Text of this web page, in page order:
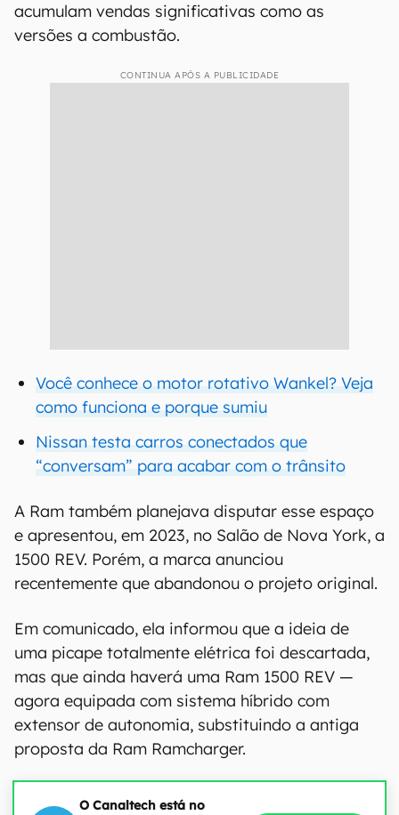
acumulam vendas significativas como as
versões a combustão.
CONTINUA APÓS A PUBLICIDADE
Você conhece o motor rotativo Wankel? Veja
como funciona e porque sumiu
Nissan testa carros conectados que
“conversam” para acabar com o trânsito
A Ram também planejava disputar esse espaço
e apresentou, em 2023, no Salão de Nova York, a
1500 REV. Porém, a marca anunciou
recentemente que abandonou o projeto original.
Em comunicado, ela informou que a ideia de
uma picape totalmente elétrica foi descartada,
mas que ainda haverá uma Ram 1500 REV —
agora equipada com sistema híbrido com
extensor de autonomia, substituindo a antiga
proposta da Ram Ramcharger.
O Canaltech está no